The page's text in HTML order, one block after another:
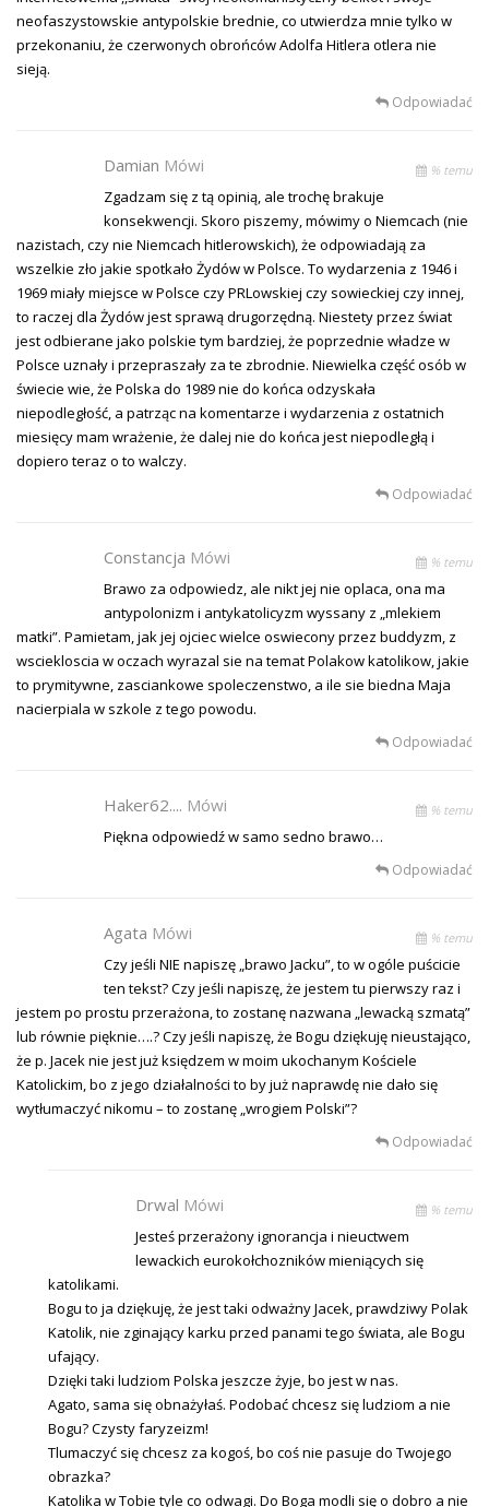
neofaszystowskie antypolskie brednie, co utwierdza mnie tylko w
przekonaniu, że czerwonych obrońców Adolfa Hitlera otlera nie
sieją.
Odpowiadać
Damian Mówi % temu
Zgadzam się z tą opinią, ale trochę brakuje
konsekwencji. Skoro piszemy, mówimy o Niemcach (nie
nazistach, czy nie Niemcach hitlerowskich), że odpowiadają za
wszelkie zło jakie spotkało Żydów w Polsce. To wydarzenia z 1946 i
1969 miały miejsce w Polsce czy PRLowskiej czy sowieckiej czy innej,
to raczej dla Żydów jest sprawą drugorzędną. Niestety przez świat
jest odbierane jako polskie tym bardziej, że poprzednie władze w
Polsce uznały i przepraszały za te zbrodnie. Niewielka część osób w
świecie wie, że Polska do 1989 nie do końca odzyskała
niepodległość, a patrząc na komentarze i wydarzenia z ostatnich
miesięcy mam wrażenie, że dalej nie do końca jest niepodległą i
dopiero teraz o to walczy.
Odpowiadać
Constancja Mówi % temu
Brawo za odpowiedz, ale nikt jej nie oplaca, ona ma
antypolonizm i antykatolicyzm wyssany z „mlekiem
matki”. Pamietam, jak jej ojciec wielce oswiecony przez buddyzm, z
wsciekloscia w oczach wyrazal sie na temat Polakow katolikow, jakie
to prymitywne, zasciankowe spoleczenstwo, a ile sie biedna Maja
nacierpiala w szkole z tego powodu.
Odpowiadać
Haker62.... Mówi % temu
Piękna odpowiedź w samo sedno brawo…
Odpowiadać
Agata Mówi % temu
Czy jeśli NIE napiszę „brawo Jacku”, to w ogóle puścicie
ten tekst? Czy jeśli napiszę, że jestem tu pierwszy raz i
jestem po prostu przerażona, to zostanę nazwana „lewacką szmatą”
lub równie pięknie….? Czy jeśli napiszę, że Bogu dziękuję nieustająco,
że p. Jacek nie jest już księdzem w moim ukochanym Kościele
Katolickim, bo z jego działalności to by już naprawdę nie dało się
wytłumaczyć nikomu – to zostanę „wrogiem Polski”?
Odpowiadać
Drwal Mówi % temu
Jesteś przerażony ignorancja i nieuctwem
lewackich eurokołchozników mieniących się
katolikami.
Bogu to ja dziękuję, że jest taki odważny Jacek, prawdziwy Polak
Katolik, nie zginający karku przed panami tego świata, ale Bogu
ufający.
Dzięki taki ludziom Polska jeszcze żyje, bo jest w nas.
Agato, sama się obnażyłaś. Podobać chcesz się ludziom a nie
Bogu? Czysty faryzeizm!
Tlumaczyć się chcesz za kogoś, bo coś nie pasuje do Twojego
obrazka?
Katolika w Tobie tyle co odwagi. Do Boga modli się o dobro a nie